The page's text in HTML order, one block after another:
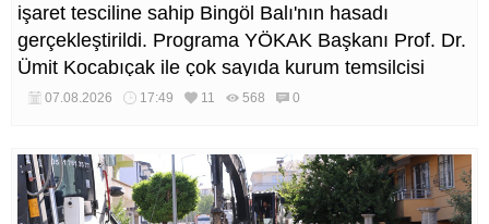
işaret tesciline sahip Bingöl Balı'nın hasadı
gerçekleştirildi. Programa YÖKAK Başkanı Prof. Dr.
Ümit Kocabıçak ile çok sayıda kurum temsilcisi
katıldı.
07.08.2026 17:49 11 568 0